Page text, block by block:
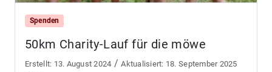
Spenden
50km Charity-Lauf für die möwe
13. August 2024 / 18. September 2025